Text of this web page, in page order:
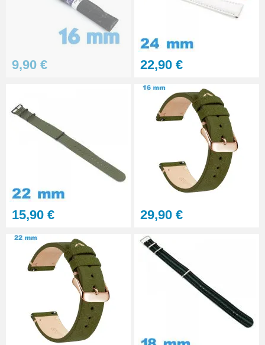
Outil pointeau de pose suisse
professionnel BERGEON
28,90 €
Multifonction
23,90 €
9,90 € 22,90 €
15,90 € 29,90 €